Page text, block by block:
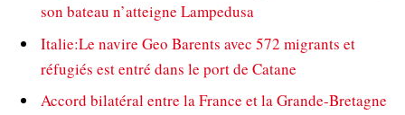
son bateau n’atteigne Lampedusa
Italie:Le navire Geo Barents avec 572 migrants et
réfugiés est entré dans le port de Catane
Accord bilatéral entre la France et la Grande-Bretagne